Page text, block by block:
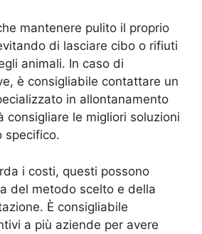
mantenere pulito il proprio
di lasciare cibo o rifiuti
animali. In caso di
è consigliabile contattare un
in allontanamento
consigliare le migliori soluzioni
specifico.
i costi, questi possono
del metodo scelto e della
È consigliabile
a più aziende per avere